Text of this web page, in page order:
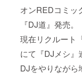
オンREDコミッ
『DJ道』発売。
現在リクルート
にて『DJメシ』
DJをやりながら